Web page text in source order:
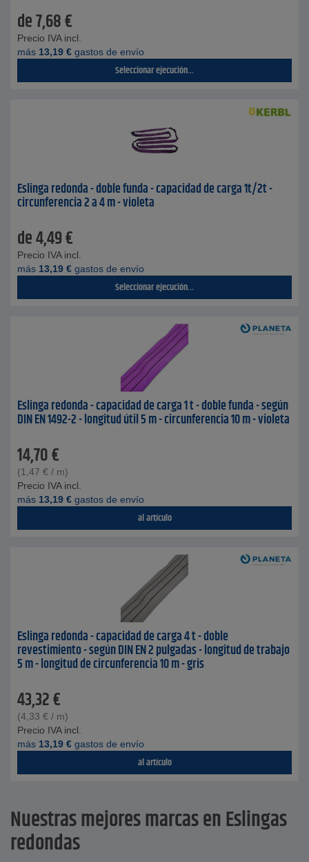
de7,68€
Precio IVA incl.
más 13,19 € gastos de envío
Seleccionar ejecución...
Eslinga redonda - doble funda - capacidad de carga 1t/2t -
circunferencia 2 a 4 m - violeta
de4,49€
Precio IVA incl.
más 13,19 € gastos de envío
Seleccionar ejecución...
Eslinga redonda - capacidad de carga 1 t - doble funda - según
DIN EN 1492-2 - longitud útil 5 m - circunferencia 10 m - violeta
14,70€
(1,47 € / m)
Precio IVA incl.
más 13,19 € gastos de envío
al artículo
Eslinga redonda - capacidad de carga 4 t - doble
revestimiento - según DIN EN 2 pulgadas - longitud de trabajo
5 m - longitud de circunferencia 10 m - gris
43,32€
(4,33 € / m)
Precio IVA incl.
más 13,19 € gastos de envío
al artículo
Nuestras mejores marcas en Eslingas
redondas